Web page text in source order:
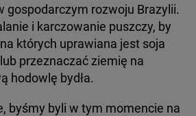
gospodarczym rozwoju Brazylii.
i karczowanie puszczy, by
których uprawiana jest soja
przeznaczać ziemię na
hodowlę bydła.
byśmy byli w tym momencie na